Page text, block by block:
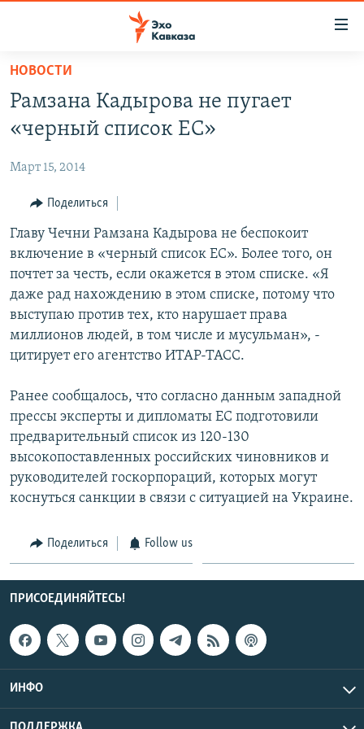
Вернуться
основному
содержанию
Вернутся
навигации
Вернутся
поиску
СУХУМИ
ЦХИНВАЛИ
ВЕСЬ КАВКАЗ
СЕВЕРНЫЙ КАВКАЗ
АЗЕРБАЙДЖАН
ТЕМЫ
ЭКОНОМИКА
ОБЩЕСТВО
КУЛЬТУРА
РУБРИКИ
НЕКРУГЛЫЙ СТОЛ
ГОСТЬ НЕДЕЛИ
ПОЗИЦИЯ
ЧИТАЕМ ПРЕССУ
МУЛЬТИМЕДИА
ВИДЕО
ФОТО
АУДИО
ПОДКАСТЫ
ПРИСОЕДИНЯЙТЕСЬ!
Все сайты РСЕ/РС
НОВОСТИ
Рамзана Кадырова не пугает
«черный список ЕС»
Март 15, 2014
Поделиться
Главу Чечни Рамзана Кадырова не беспокоит
включение в «черный список ЕС». Более того, он
почтет за честь, если окажется в этом списке. «Я
даже рад нахождению в этом списке, потому что
выступаю против тех, кто нарушает права
миллионов людей, в том числе и мусульман», -
цитирует его агентство ИТАР-ТАСС.
Ранее сообщалось, что согласно данным западной
прессы эксперты и дипломаты ЕС подготовили
предварительный список из 120-130
высокопоставленных российских чиновников и
руководителей госкорпораций, которых могут
коснуться санкции в связи с ситуацией на Украине.
Поделиться Follow us
ПРИСОЕДИНЯЙТЕСЬ!
ИНФО